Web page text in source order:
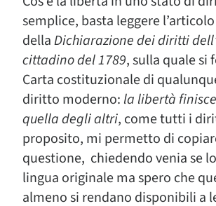
semplice, basta leggere
dellaDichiarazione dei diritti
cittadino del 1789, sulla quale si
Carta costituzionale di
diritto moderno: la libertà
quella degli altri, come tutti i
proposito, mi permetto di
questione, chiedendo venia se
lingua originale ma spero che
almeno si rendano disponibili a